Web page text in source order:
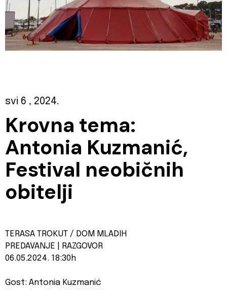
svi 6 , 2024.
Krovna tema:
Antonia Kuzmanić,
Festival neobičnih
obitelji
TERASA TROKUT / DOM MLADIH
PREDAVANJE | RAZGOVOR
06.05.2024. 18:30h
Gost: Antonia Kuzmanić